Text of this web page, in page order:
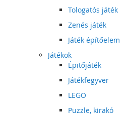
Tologatós játék
Zenés játék
Játék építőelem
Játékok
Épitőjáték
Játékfegyver
LEGO
Puzzle, kirakó